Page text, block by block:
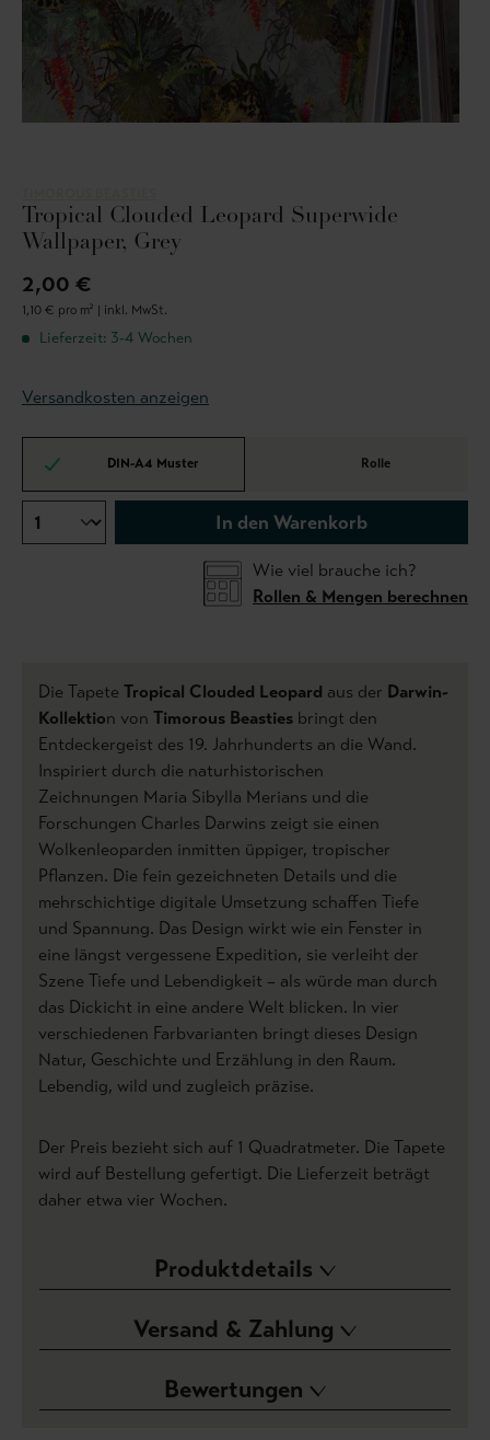
Tropical Clouded Leopard Superwide
Wallpaper, Grey
2,00 €
1,10 € pro m² | inkl. MwSt.
Lieferzeit: 3-4 Wochen
Versandkosten anzeigen
DIN-A4 Muster Rolle
In den Warenkorb
Wie viel brauche ich?
Rollen & Mengen berechnen
Die Tapete Tropical Clouded Leopard aus der Darwin-
Kollektion von Timorous Beasties bringt den
Entdeckergeist des 19. Jahrhunderts an die Wand.
Inspiriert durch die naturhistorischen
Zeichnungen Maria Sibylla Merians und die
Forschungen Charles Darwins zeigt sie einen
Wolkenleoparden inmitten üppiger, tropischer
Pflanzen. Die fein gezeichneten Details und die
mehrschichtige digitale Umsetzung schaffen Tiefe
und Spannung. Das Design wirkt wie ein Fenster in
eine längst vergessene Expedition, sie verleiht der
Szene Tiefe und Lebendigkeit – als würde man durch
das Dickicht in eine andere Welt blicken. In vier
verschiedenen Farbvarianten bringt dieses Design
Natur, Geschichte und Erzählung in den Raum.
Lebendig, wild und zugleich präzise.
Der Preis bezieht sich auf 1 Quadratmeter. Die Tapete
wird auf Bestellung gefertigt. Die Lieferzeit beträgt
daher etwa vier Wochen.
Produktdetails
Versand & Zahlung
Bewertungen